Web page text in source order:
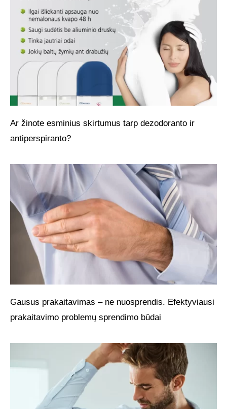
Ar žinote esminius skirtumus tarp dezodoranto ir
antiperspiranto?
Gausus prakaitavimas – ne nuosprendis. Efektyviausi
prakaitavimo problemų sprendimo būdai